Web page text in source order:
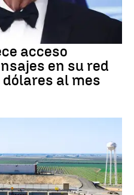
acceso
en su red
al mes